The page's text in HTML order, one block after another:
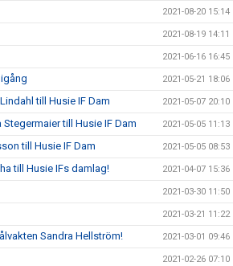
2021-08-20 15:14
2021-08-19 14:11
2021-06-16 16:45
2021-05-21 18:06
till Husie IF Dam 2021-05-07 20:10
till Husie IF Dam 2021-05-05 11:13
till Husie IF Dam 2021-05-05 08:53
till Husie IFs damlag! 2021-04-07 15:36
2021-03-30 11:50
2021-03-21 11:22
Sandra Hellström! 2021-03-01 09:46
2021-02-26 07:10